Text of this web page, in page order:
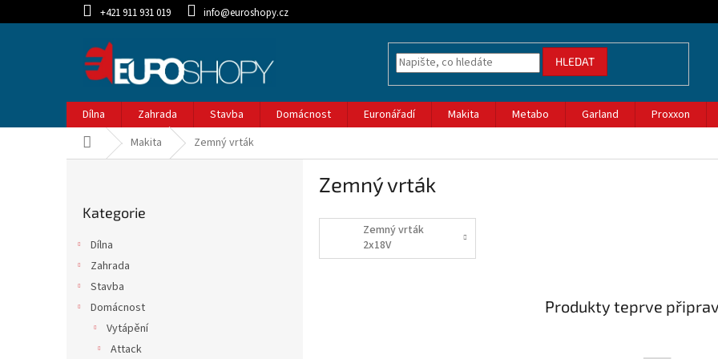
na
+421 911 931 019 info@euroshopy.cz
HLEDAT
Dílna Zahrada Stavba Domácnost Euronářadí Makita Metabo Garland Proxxon
Domů Makita Zemný vrták
kategorie
Kategorie
Dílna
Zahrada
Stavba
Domácnost
Vytápění
Attack
Zemný vrták
Zemný vrták
2x18V
Produkty teprve